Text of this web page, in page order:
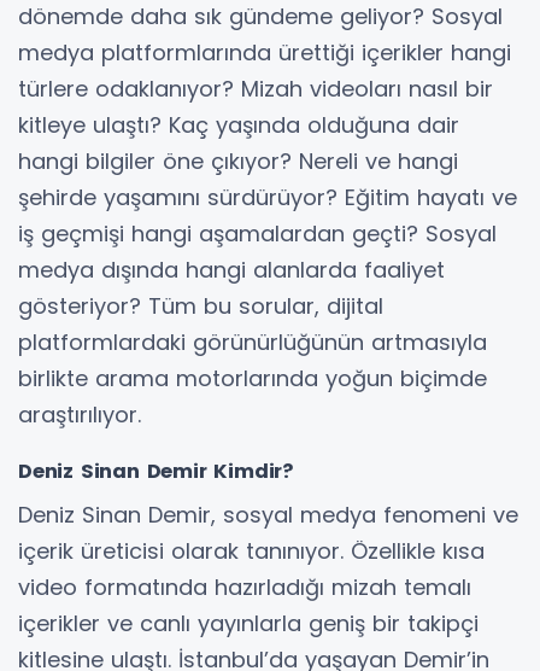
dönemde daha sık gündeme geliyor? Sosyal
medya platformlarında ürettiği içerikler hangi
türlere odaklanıyor? Mizah videoları nasıl bir
kitleye ulaştı? Kaç yaşında olduğuna dair
hangi bilgiler öne çıkıyor? Nereli ve hangi
şehirde yaşamını sürdürüyor? Eğitim hayatı ve
iş geçmişi hangi aşamalardan geçti? Sosyal
medya dışında hangi alanlarda faaliyet
gösteriyor? Tüm bu sorular, dijital
platformlardaki görünürlüğünün artmasıyla
birlikte arama motorlarında yoğun biçimde
araştırılıyor.
Deniz Sinan Demir Kimdir?
Deniz Sinan Demir, sosyal medya fenomeni ve
içerik üreticisi olarak tanınıyor. Özellikle kısa
video formatında hazırladığı mizah temalı
içerikler ve canlı yayınlarla geniş bir takipçi
kitlesine ulaştı. İstanbul’da yaşayan Demir’in